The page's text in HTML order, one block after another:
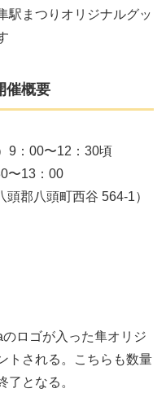
駅まつりオリジナルグッ
催概要
9：00〜12：30頃
〜13：00
郡八頭町西谷 564-1）
ロゴが入った隼オリジ
トされる。こちらも数量
了となる。